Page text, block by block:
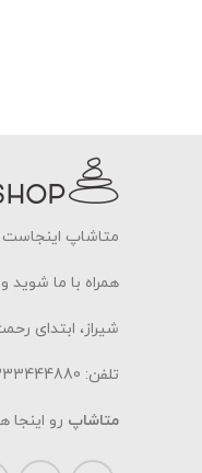
متاشاپ اینجاست
همراه با ما شوید
شیراز، ابتدای
تلفن: 09333444880
متاشاپ رو اینجا